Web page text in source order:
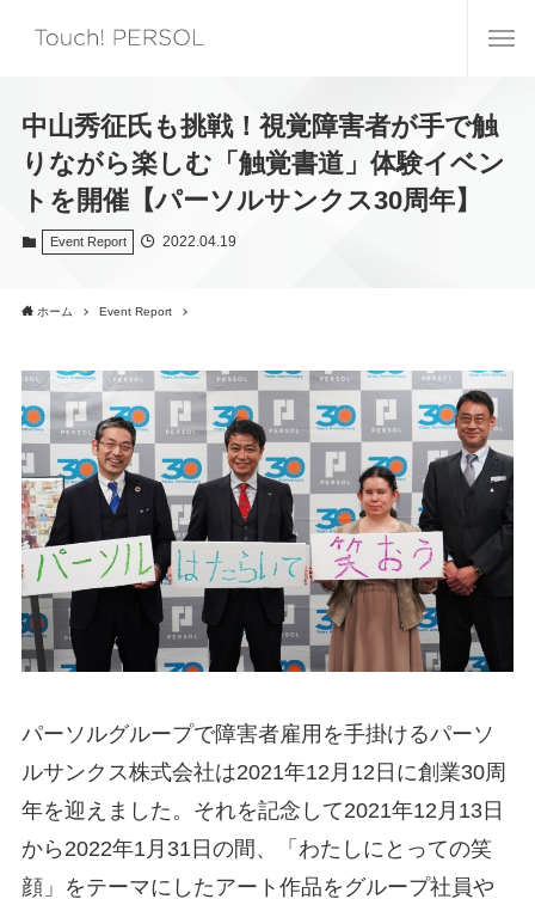
中山秀征氏も挑戦！視覚障害者が手で触
りながら楽しむ「触覚書道」体験イベン
トを開催【パーソルサンクス30周年】
Event Report 2022.04.19
ホーム Event Report
パーソルグループで障害者雇用を手掛けるパーソ
ルサンクス株式会社は2021年12月12日に創業30周
年を迎えました。それを記念して2021年12月13日
から2022年1月31日の間、「わたしにとっての笑
顔」をテーマにしたアート作品をグループ社員や